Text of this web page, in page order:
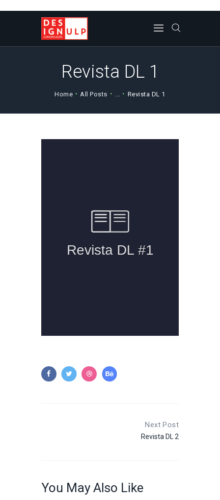
Revista DL 1
Home All Posts ... Revista DL 1
CORPO DOCENTE
JETOS
REVISTA DL
Next Post
Revista DL 2
You May Also Like